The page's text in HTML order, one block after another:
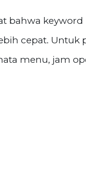
bahwa
cepat. Untuk
menu, jam